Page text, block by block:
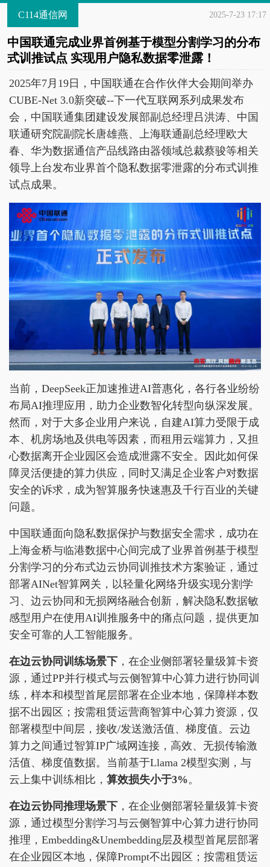
C114通信网 2025-7-23 17:17
中国联通完成业界首例基于模型分割学习的分布
式训推试点 实现用户隐私数据零泄露！
2025年7月19日，中国联通在合作伙伴大会期间举办
CUBE-Net 3.0新突破--下一代互联网系列成果发布
会，中国联通集团建设发展部副总经理吕洪涛、中国
联通研究院副院长唐雄燕、上海联通副总经理欧大
春、华为数据通信产品线路由器领域总裁蔡骏等相关
领导上台发布业界首个隐私数据零泄露的分布式训推
试点成果。
当前，DeepSeek正加速推进AI普惠化，各行各业纷纷
布局AI推理应用，助力企业数智化转型向纵深发展。
然而，对于大多企业用户来说，自建AI算力受限于成
本、机房场地及供电等因素，而租用云端算力，又担
心数据离开企业园区会造成泄露不安全。因此如何保
障灵活便捷的算力供应，同时又满足企业客户对数据
安全的诉求，成为智算服务快速惠及千行百业的关键
问题。
中国联通面向隐私数据保护与数据安全需求，成功在
上海金桥与临港数据中心间完成了业界首例基于模型
分割学习的分布式边云协同训推技术方案验证，通过
部署AINet智算网关，以轻量化网络升级实现分割学
习、边云协同和无损网络融合创新，解决隐私数据敏
感型用户在使用AI训推服务中的痛点问题，提供更加
安全可靠的人工智能服务。
在边云协同训练场景下 ，在企业侧部署轻量级算卡资
源，通过PP并行模式与云侧智算中心算力进行协同训
练，样本和模型首尾层部署在企业本地，保障样本数
据不出园区；按需租赁运营商智算中心算力资源，仅
部署模型中间层，接收/发送激活值、梯度值。云边
算力之间通过智算IP广域网连接，高效、无损传输激
活值、梯度值数据。当前基于Llama 2模型实测，与
云上集中训练相比， 算效损失小于3%。
在边云协同推理场景下 ，在企业侧部署轻量级算卡资
源，通过模型分割学习与云侧智算中心算力进行协同
推理，Embedding&Unembedding层及模型首尾层部署
在企业园区本地，保障Prompt不出园区；按需租赁运